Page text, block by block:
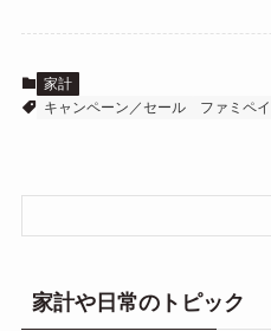
家計
キャンペーン／セール
ファミペイ
家計や日常のトピック